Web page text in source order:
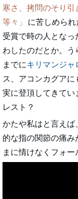
寒さ、拷問のそり引
等々
に苦しめら
受賞で時の人とな
わしたのだとか。
までにキリマンジャ
ス、アコンカグア
実に登頂してきてい
レスト？
かたや私はと言えば
的な指の関節の痛み
まに情けなくフォー